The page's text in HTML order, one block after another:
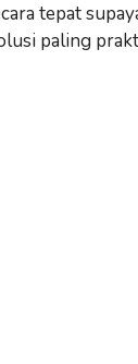
tepat
paling